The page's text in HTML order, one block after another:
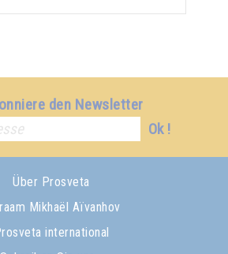
den Newsletter
Ok !
Über Prosveta
Mikhaël Aïvanhov
international